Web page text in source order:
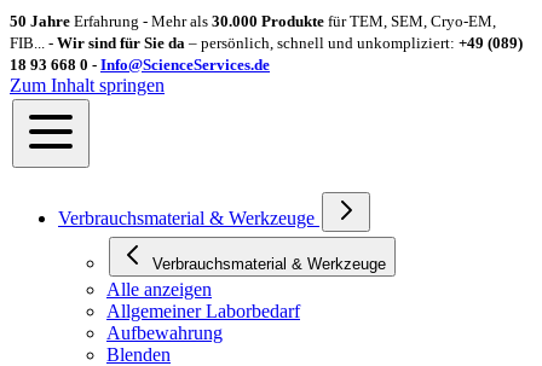
50 Jahre Erfahrung - Mehr als 30.000 Produkte für TEM, SEM, Cryo-EM,
FIB... - Wir sind für Sie da – persönlich, schnell und unkompliziert: +49 (089)
18 93 668 0 - Info@ScienceServices.de
Zum Inhalt springen
Verbrauchsmaterial & Werkzeuge
Verbrauchsmaterial & Werkzeuge
Alle anzeigen
Allgemeiner Laborbedarf
Aufbewahrung
Blenden